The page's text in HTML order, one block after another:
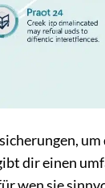
um
dir einen